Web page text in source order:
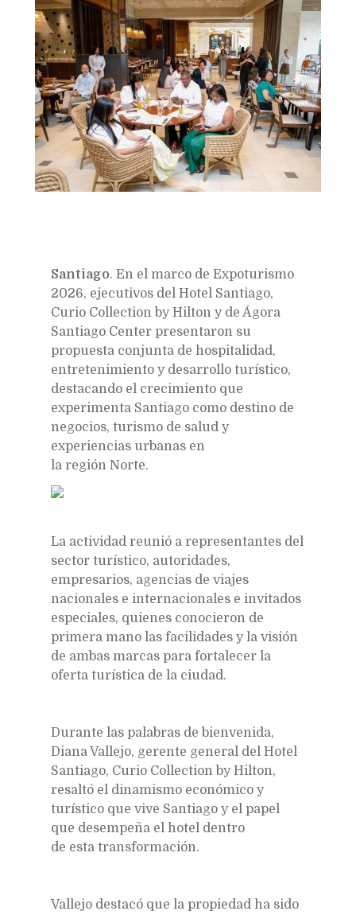
Santiago. En el marco de Expoturismo
2026, ejecutivos del Hotel Santiago,
Curio Collection by Hilton y de Ágora
Santiago Center presentaron su
propuesta conjunta de hospitalidad,
entretenimiento y desarrollo turístico,
destacando el crecimiento que
experimenta Santiago como destino de
negocios, turismo de salud y
experiencias urbanas en
la región Norte.
La actividad reunió a representantes del
sector turístico, autoridades,
empresarios, agencias de viajes
nacionales e internacionales e invitados
especiales, quienes conocieron de
primera mano las facilidades y la visión
de ambas marcas para fortalecer la
oferta turística de la ciudad.
Durante las palabras de bienvenida,
Diana Vallejo, gerente general del Hotel
Santiago, Curio Collection by Hilton,
resaltó el dinamismo económico y
turístico que vive Santiago y el papel
que desempeña el hotel dentro
de esta transformación.
Vallejo destacó que la propiedad ha sido